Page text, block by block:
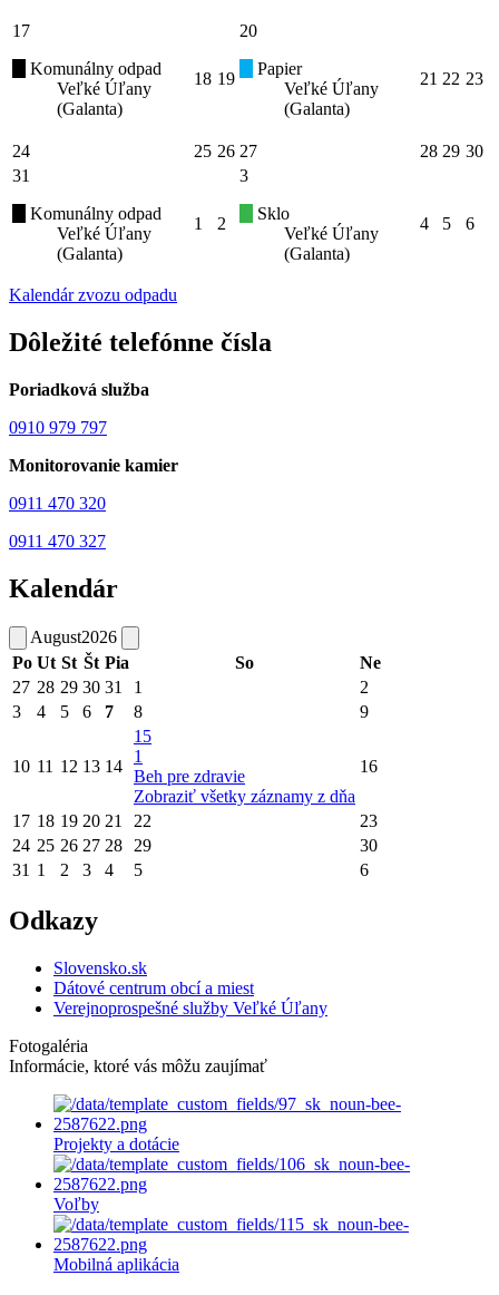
17
Komunálny odpad
Veľké Úľany
(Galanta)
18 19
20
Papier
Veľké Úľany
(Galanta)
21 22 23
24 25 26 27 28 29 30
31
Komunálny odpad
Veľké Úľany
(Galanta)
1 2
3
Sklo
Veľké Úľany
(Galanta)
4 5 6
Kalendár zvozu odpadu
Dôležité telefónne čísla
Poriadková služba
0910 979 797
Monitorovanie kamier
0911 470 320
0911 470 327
Kalendár
August2026
Po Ut St Št Pia So
Ne
27 28 29 30 31 1
2
3
4 5 6 7 8 9
10 11 12 13 14
15
1
Beh pre zdravie
Zobraziť všetky záznamy z dňa
16
17 18 19 20 21 22
23
24 25 26 27 28 29
30
31 1 2 3 4 5 6
Odkazy
Slovensko.sk
Dátové centrum obcí a miest
Verejnoprospešné služby Veľké Úľany
Fotogaléria
Informácie, ktoré vás môžu zaujímať
Projekty a dotácie
Voľby
Mobilná aplikácia